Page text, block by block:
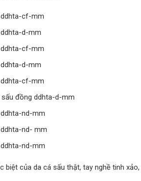
cf-mm
d-mm
cf-mm
d-mm
cf-mm
đồng ddhta-d-mm
nd-mm
nd- mm
nd-mm
biệt của da cá sấu thật, tay nghề tinh